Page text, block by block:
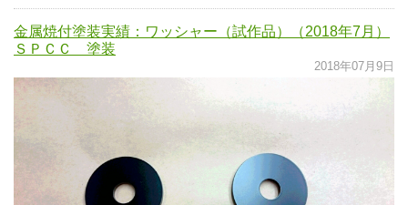
金属焼付塗装実績：ワッシャー（試作品）（2018年7月）
ＳＰＣＣ 塗装
2018年07月9日